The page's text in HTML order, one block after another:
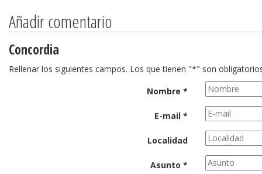
Añadir comentario
Concordia
Rellenar los siguientes campos. Los que tienen "*" son
Nombre *
E-mail *
Localidad
Asunto *